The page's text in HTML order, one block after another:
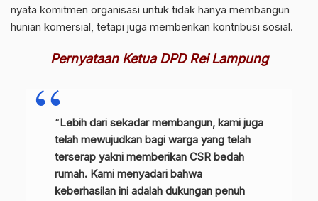
nyata komitmen organisasi untuk tidak hanya membangun
hunian komersial, tetapi juga memberikan kontribusi sosial.
Pernyataan Ketua DPD Rei Lampung
“Lebih dari sekadar membangun, kami juga
telah mewujudkan bagi warga yang telah
terserap yakni memberikan CSR bedah
rumah. Kami menyadari bahwa
keberhasilan ini adalah dukungan penuh